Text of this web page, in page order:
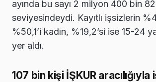
ayında bu sayı 2 milyon 400 bin
seviyesindeydi. Kayıtlı işsizlerin
%50,1’i kadın, %19,2’si ise 15-24
yer aldı.
107 bin kişi İŞKUR